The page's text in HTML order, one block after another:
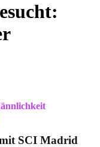
SCI Madrid